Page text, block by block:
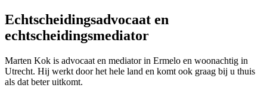
Echtscheidingsadvocaat en
echtscheidingsmediator
Marten Kok is advocaat en mediator in Ermelo en woonachtig in
Utrecht. Hij werkt door het hele land en komt ook graag bij u thuis
als dat beter uitkomt.